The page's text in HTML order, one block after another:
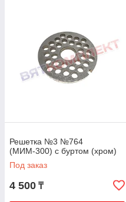
Решетка №3 №764
(МИМ-300) с буртом (хром)
Под заказ
4 500 ₸